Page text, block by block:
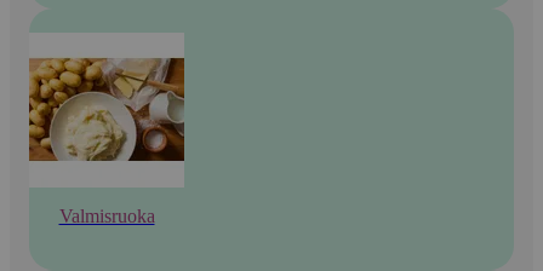
Valmisruoka